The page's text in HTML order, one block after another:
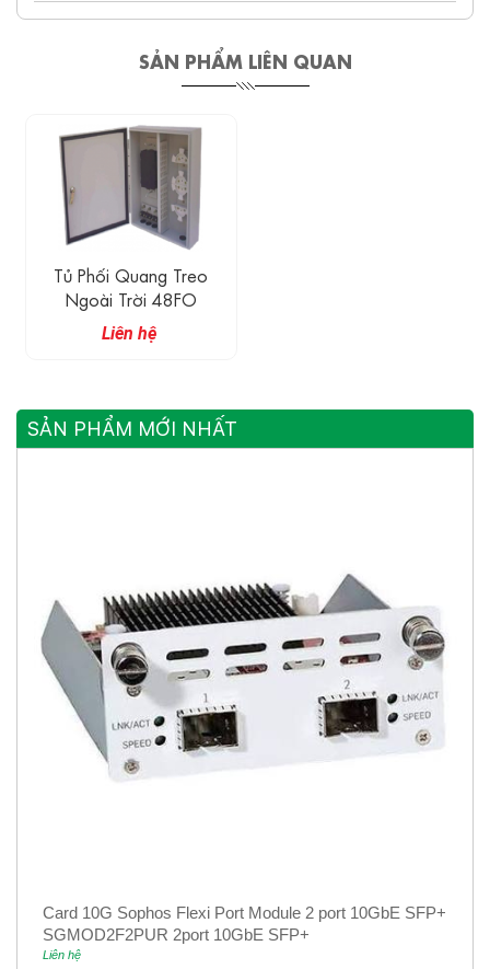
SẢN PHẨM LIÊN QUAN
Tủ Phối Quang Treo
Ngoài Trời 48FO
Liên hệ
SẢN PHẨM MỚI NHẤT
Card 10G Sophos Flexi Port Module 2 port 10GbE SFP+
SGMOD2F2PUR 2port 10GbE SFP+
Liên hệ